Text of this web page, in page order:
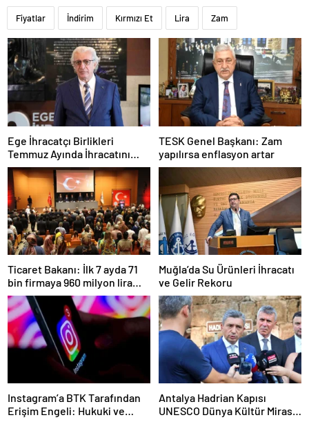
Fiyatlar İndirim Kırmızı Et Lira Zam
Ege İhracatçı Birlikleri
Temmuz Ayında İhracatını
Artırdı
TESK Genel Başkanı: Zam
yapılırsa enflasyon artar
Ticaret Bakanı: İlk 7 ayda 71
bin firmaya 960 milyon lira
ceza uygulandı
Muğla’da Su Ürünleri İhracatı
ve Gelir Rekoru
Instagram’a BTK Tarafından
Erişim Engeli: Hukuki ve
Antalya Hadrian Kapısı
UNESCO Dünya Kültür Mirası